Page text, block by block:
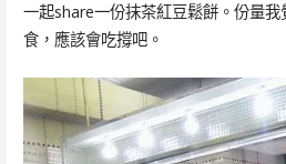
一起share一份抹茶紅豆鬆餅。份量
食，應該會吃撐吧。